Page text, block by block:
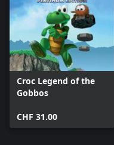
Croc Legend of the
Gobbos
CHF 31.00